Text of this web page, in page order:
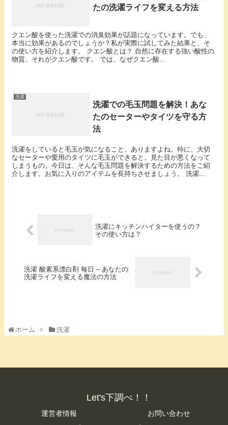
たの洗濯ライフを変える方法
クエン酸を使った洗濯での消臭効果が話題になっています。でも、
本当に効果があるのでしょうか？私が実際に試してみた結果と、そ
の使い方を紹介します。 クエン酸とは？ 自然に存在する強い酸性の
物質、それがクエン酸です。 では、なぜクエン酸...
洗濯
洗濯での毛玉問題を解決！あな
たのセーターやタイツを守る方
法
洗濯をしていると毛玉が気になること、ありますよね。特に、大切
なセーターや愛用のタイツに毛玉ができると、見た目が悪くなって
しまうもの。今日は、そんな毛玉問題を解決するための方法をご紹
介します。お気に入りのアイテムを長持ちさせましょう。 洗濯...
洗濯にキッチンハイターを使うの？
その使い方は？
洗濯 酸素系漂白剤 毎日 – あなたの
洗濯ライフを変える魔法の方法
ホーム 洗濯
Let's下調べ！！
運営者情報
お問い合わせ